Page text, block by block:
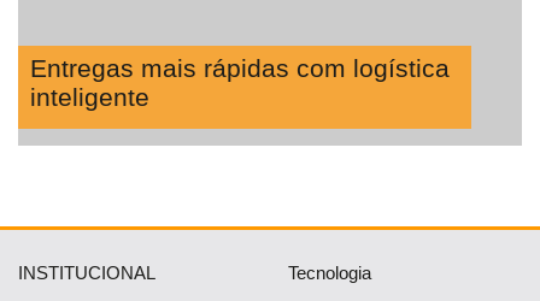
Entregas mais rápidas com logística
inteligente
INSTITUCIONAL Tecnologia